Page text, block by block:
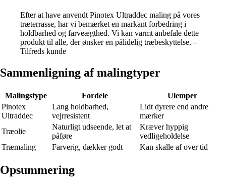
Efter at have anvendt Pinotex Ultraddec maling på vores
træterrasse, har vi bemærket en markant forbedring i
holdbarhed og farveægthed. Vi kan varmt anbefale dette
produkt til alle, der ønsker en pålidelig træbeskyttelse. –
Tilfreds kunde
Sammenligning af malingtyper
Malingstype Fordele
Ulemper
Pinotex
Ultraddec
Lang holdbarhed,
vejrresistent
Lidt dyrere end andre
mærker
Træolie
Naturligt udseende, let at
påføre
Kræver hyppig
vedligeholdelse
Træmaling
Farverig, dækker godt Kan skalle af over tid
Opsummering